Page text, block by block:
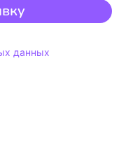
данных